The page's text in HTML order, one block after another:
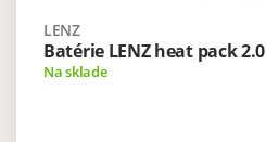
LENZ
Batérie LENZ heat pack 2.0
Na sklade